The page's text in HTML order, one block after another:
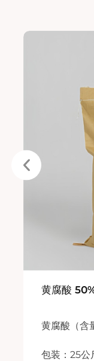
黄腐酸
黄腐酸（含
包装：25公